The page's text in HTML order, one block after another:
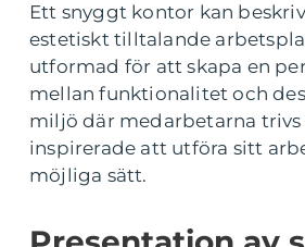
Ett snyggt kontor kan
estetiskt tilltalande
utformad för att skapa en
mellan funktionalitet och
miljö där medarbetarna trivs
inspirerade att utföra sitt
möjliga sätt.